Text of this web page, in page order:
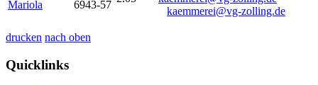
Mariola
6943-57
kaemmerei@vg-zolling.de
drucken nach oben
Quicklinks